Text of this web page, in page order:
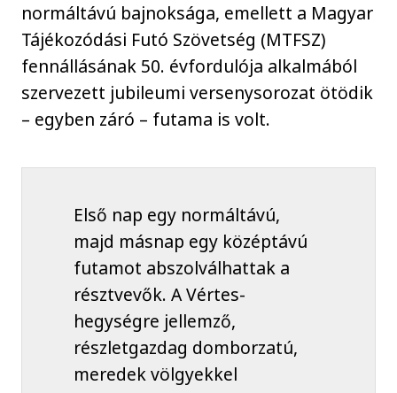
normáltávú bajnoksága, emellett a Magyar
Tájékozódási Futó Szövetség (MTFSZ)
fennállásának 50. évfordulója alkalmából
szervezett jubileumi versenysorozat ötödik
– egyben záró – futama is volt.
Első nap egy normáltávú,
majd másnap egy középtávú
futamot abszolválhattak a
résztvevők. A Vértes-
hegységre jellemző,
részletgazdag domborzatú,
meredek völgyekkel